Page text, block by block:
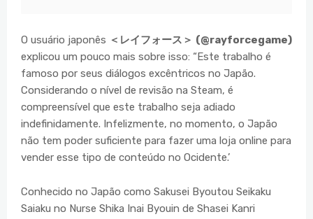
O usuário japonês ＜レイフォース＞ (@rayforcegame)
explicou um pouco mais sobre isso: “Este trabalho é
famoso por seus diálogos excêntricos no Japão.
Considerando o nível de revisão na Steam, é
compreensível que este trabalho seja adiado
indefinidamente. Infelizmente, no momento, o Japão
não tem poder suficiente para fazer uma loja online para
vender esse tipo de conteúdo no Ocidente.’
Conhecido no Japão como Sakusei Byoutou Seikaku
Saiaku no Nurse Shika Inai Byouin de Shasei Kanri